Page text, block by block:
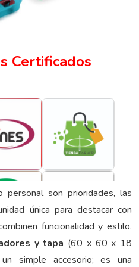
Certificados
personal son prioridades, las
única para destacar con
funcionalidad y estilo.
y tapa (60 x 60 x 18
simple accesorio; es una